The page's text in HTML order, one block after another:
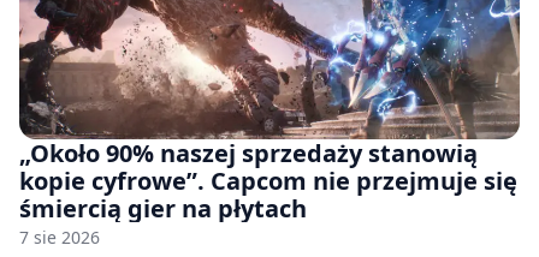
„Około 90% naszej sprzedaży stanowią
kopie cyfrowe”. Capcom nie przejmuje się
śmiercią gier na płytach
7 sie 2026